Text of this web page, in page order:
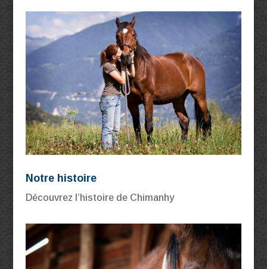
Notre histoire
Découvrez l’histoire de Chimanhy